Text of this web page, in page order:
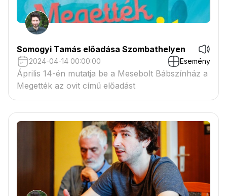
Somogyi Tamás előadása Szombathelyen
2024-04-14 00:00:00 Esemény
Április 14-én mutatja be a Mesebolt Bábszínház a
Megették az ovit című előadást